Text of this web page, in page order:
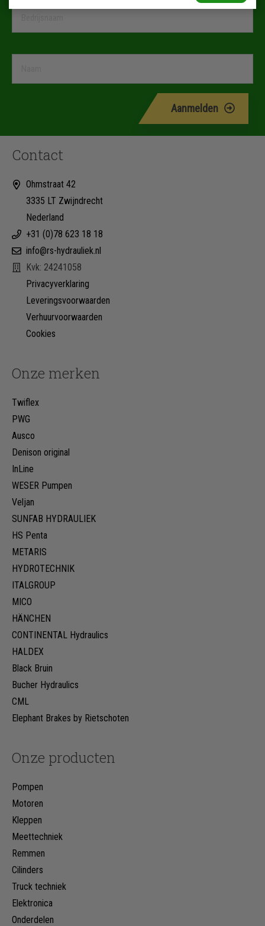
Aanmelden
Onze merken
Twiflex
PWG
Ausco
Denison original
InLine
WESER Pumpen
Veljan
SUNFAB HYDRAULIEK
HS Penta
METARIS
HYDROTECHNIK
ITALGROUP
MICO
HÄNCHEN
CONTINENTAL Hydraulics
HALDEX
Black Bruin
Bucher Hydraulics
CML
Elephant Brakes by Rietschoten
Onze producten
Pompen
Motoren
Kleppen
Meettechniek
Remmen
Cilinders
Truck techniek
Elektronica
Onderdelen
Contact
Ohmstraat 42
3335 LT Zwijndrecht
Nederland
+31 (0)78 623 18 18
info@rs-hydrauliek.nl
Kvk: 24241058
Privacyverklaring
Leveringsvoorwaarden
Verhuurvoorwaarden
Cookies